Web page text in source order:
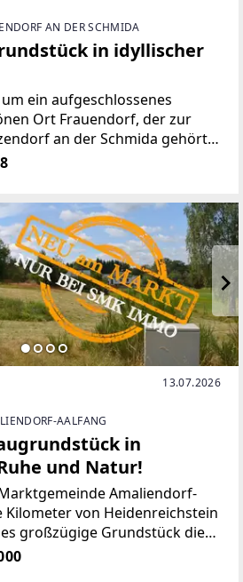
AN DER SCHMIDA
in idyllischer
ein aufgeschlossenes
Ort Frauendorf, der zur
an der Schmida gehört.
paar Kilometer entfernt und
Infrastruktur, angefangen über
13.07.2026
AALFANG
in
und Natur!
Amaliendorf-
Kilometer von Heidenreichstein
großzügige Grundstück die
in einer der
Regionen